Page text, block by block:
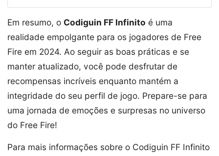
Em resumo, o Codiguin FF Infinito é uma
realidade empolgante para os jogadores de Free
Fire em 2024. Ao seguir as boas práticas e se
manter atualizado, você pode desfrutar de
recompensas incríveis enquanto mantém a
integridade do seu perfil de jogo. Prepare-se para
uma jornada de emoções e surpresas no universo
do Free Fire!
Para mais informações sobre o Codiguin FF Infinito